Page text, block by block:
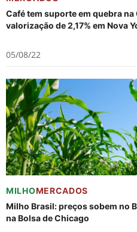
Café tem suporte em quebra
valorização de 2,17% em Nova
05/08/22
MILHOMERCADOS
Milho Brasil: preços sobem no
na Bolsa de Chicago